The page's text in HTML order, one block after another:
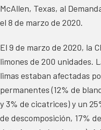
McAllen, Texas, al
el 8 de marzo de 2020.
El 9 de marzo de 2020, la
limones de 200 unidades.
limas estaban afectadas
permanentes (12% de
y 3% de cicatrices) y un
de descomposición, 17%